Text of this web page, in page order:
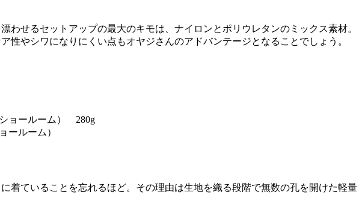
せるセットアップの最大のキモは、ナイロンとポリウレタンのミックス素材。
やシワになりにくい点もオヤジさんのアドバンテージとなることでしょう。
ールーム）
着ていることを忘れるほど。その理由は生地を織る段階で無数の孔を開けた軽量